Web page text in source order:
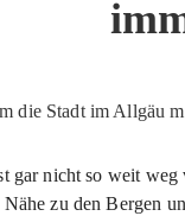
gar nicht so weit
Nähe zu den Bergen